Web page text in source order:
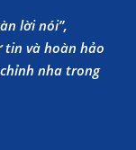
lời nói”,
tin và hoàn hảo
nha trong